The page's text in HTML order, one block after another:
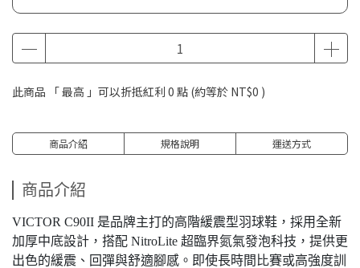
此商品 「 最高 」可以折抵紅利 0 點 (約等於 NT$0 )
商品介紹 規格說明 運送方式
商品介紹
VICTOR C90II 是品牌主打的高階緩震型羽球鞋，採用全新
加厚中底設計，搭配 NitroLite 超臨界氮氣發泡科技，提供更
出色的緩震、回彈與舒適腳感。即使長時間比賽或高強度訓